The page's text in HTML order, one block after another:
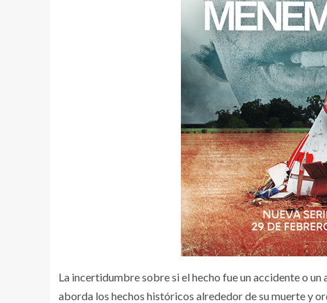
La incertidumbre sobre si el hecho fue un accidente o
aborda los hechos históricos alrededor de su muerte y